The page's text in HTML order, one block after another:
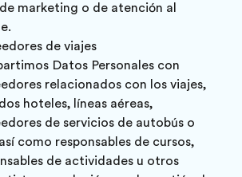
marketing o de atención al
de viajes
Datos Personales con
relacionados con los viajes,
hoteles, líneas aéreas,
de servicios de autobús o
como responsables de cursos,
de actividades u otros